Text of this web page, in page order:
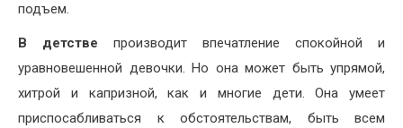
подъем.
В детстве производит впечатление спокойной и
уравновешенной девочки. Но она может быть упрямой,
хитрой и капризной, как и многие дети. Она умеет
приспосабливаться к обстоятельствам, быть всем